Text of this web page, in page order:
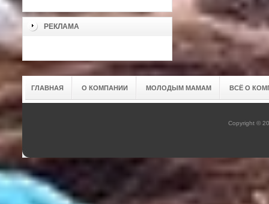
РЕКЛАМА
ГЛАВНАЯ О КОМПАНИИ МОЛОДЫМ МАМАМ ВСЁ О
Copyright ©